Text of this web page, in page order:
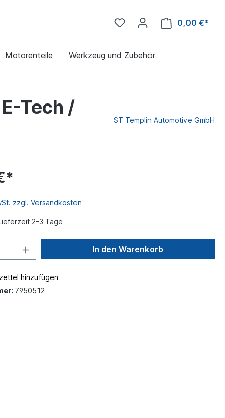
0,00 €*
Motorenteile Werkzeug und Zubehör
Tech /
ST Templin Automotive GmbH
zzgl. Versandkosten
2-3 Tage
In den Warenkorb
hinzufügen
7950512